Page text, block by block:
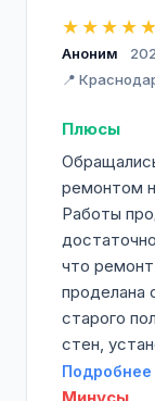
★★★★★
Аноним
📍
Плюсы
ремонтом
Работы
что
проделана
старого
стен,
Подробнее